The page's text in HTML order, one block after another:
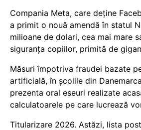
Compania Meta, care deține
a primit o nouă amendă în statul
milioane de dolari, cea mai mare
siguranța copiilor, primită de
Măsuri împotriva fraudei bazate
artificială, în școlile din
prezenta oral eseuri realizate
calculatoarele pe care lucrează
Titularizare 2026. Astăzi, lista